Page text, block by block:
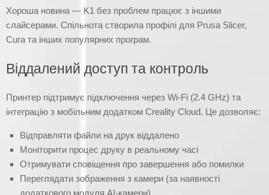
Хороша новина — K1 без проблем працює з іншими
слайсерами. Спільнота створила профілі для Prusa Slicer,
Cura та інших популярних програм.
Віддалений доступ та контроль
Принтер підтримує підключення через Wi-Fi (2.4 GHz) та
інтеграцію з мобільним додатком Creality Cloud. Це дозволяє:
Відправляти файли на друк віддалено
Моніторити процес друку в реальному часі
Отримувати сповіщення про завершення або помилки
Переглядати зображення з камери (за наявності
додаткового модуля AI-камери)